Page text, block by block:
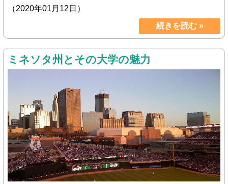
（2020年01月12日）
続きを読む »
ミネソタ州とその大学の魅力